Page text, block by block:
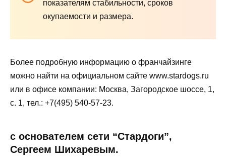
показателям стабильности, сроков
окупаемости и размера.
Более подробную информацию о франчайзинге
можно найти на официальном сайте www.stardogs.ru
или в офисе компании: Москва, Загородское шоссе, 1,
с. 1, тел.: +7(495) 540-57-23.
с основателем сети “Стардоги”,
Сергеем Шихаревым.